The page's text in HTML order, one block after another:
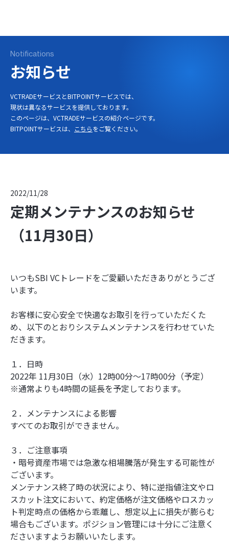
Notifications
お知らせ
VCTRADEサービスとBITPOINTサービスでは、
現状は異なるサービスを提供しております。
このページは、VCTRADEサービスの紹介ページです。
BITPOINTサービスは、
こちらをご覧ください。
2022/11/28
定期メンテナンスのお知らせ
（11月30日）
いつもSBI VCトレードをご愛顧いただきありがとうござ
います。
お客様に安心安全で快適なお取引を行っていただくた
め、以下のとおりシステムメンテナンスを行わせていた
だきます。
１．日時
2022年 11月30日（水）12時00分～17時00分（予定）
※通常よりも4時間の延長を予定しております。
２．メンテナンスによる影響
すべてのお取引ができません。
３．ご注意事項
・暗号資産市場では急激な相場騰落が発生する可能性が
ございます。
メンテナンス終了時の状況により、特に逆指値注文やロ
スカット注文において、約定価格が注文価格やロスカッ
ト判定時点の価格から乖離し、想定以上に損失が膨らむ
場合もございます。ポジション管理には十分にご注意く
ださいますようお願いいたします。